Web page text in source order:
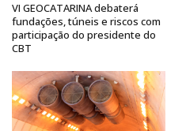
VI GEOCATARINA debaterá
fundações, túneis e riscos com
participação do presidente do
CBT